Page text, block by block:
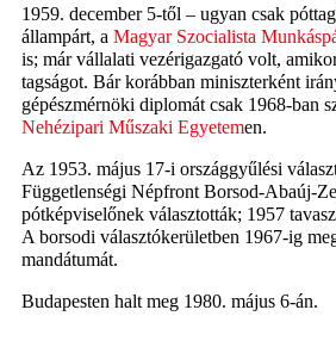
1959. december 5-től – ugyan csak
állampárt, a Magyar Szocialista
is; már vállalati vezérigazgató volt,
tagságot. Bár korábban miniszterként
gépészmérnöki diplomát csak 1968-ban
Nehézipari Műszaki Egyetemen.
Az 1953. május 17-i országgyűlési
Függetlenségi Népfront Borsod-Abaúj-
pótképviselőnek választották; 1957
A borsodi választókerületben 1967-ig
mandátumát.
Budapesten halt meg 1980. május 6-án.